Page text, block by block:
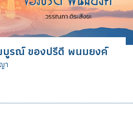
บูรณ์ ของปรีดี พนมยงค์
า